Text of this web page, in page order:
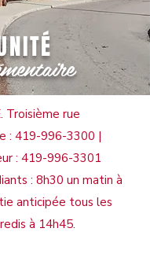
Troisième rue
: 419-996-3300 |
: 419-996-3301
: 8h30 un matin à
anticipée tous les
à 14h45.